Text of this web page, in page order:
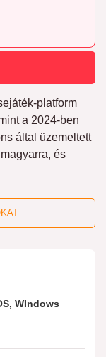
platform
a 2024-ben
által üzemeltett
és
WIndows